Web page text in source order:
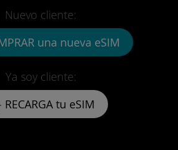
Ya soy cliente:
RECARGA tu eSIM
Nuevo cliente:
una nueva eSIM